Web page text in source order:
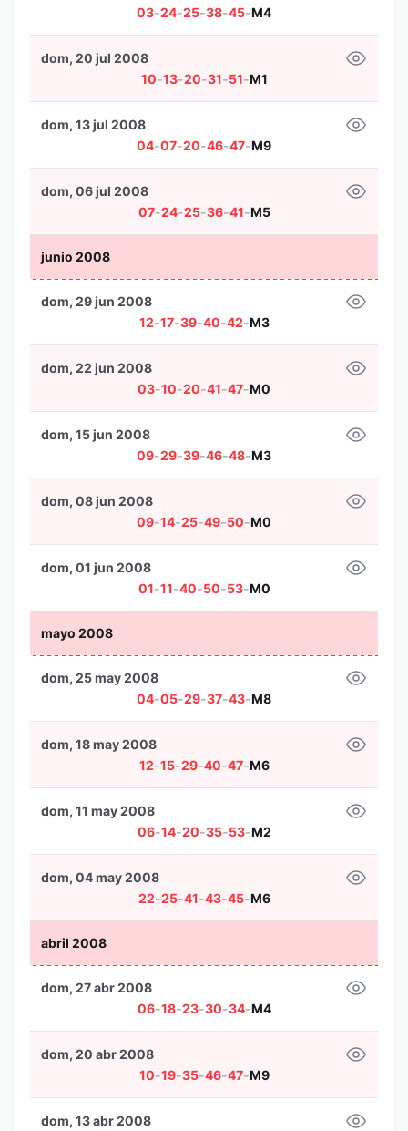
03-24-25-38-45-M4
10-13-20-31-51-M1
dom, 20 jul 2008
04-07-20-46-47-M9
dom, 13 jul 2008
07-24-25-36-41-M5
dom, 06 jul 2008
junio 2008
12-17-39-40-42-M3
dom, 29 jun 2008
03-10-20-41-47-M0
dom, 22 jun 2008
09-29-39-46-48-M3
dom, 15 jun 2008
09-14-25-49-50-M0
dom, 08 jun 2008
01-11-40-50-53-M0
dom, 01 jun 2008
mayo 2008
04-05-29-37-43-M8
dom, 25 may 2008
12-15-29-40-47-M6
dom, 18 may 2008
06-14-20-35-53-M2
dom, 11 may 2008
22-25-41-43-45-M6
dom, 04 may 2008
abril 2008
06-18-23-30-34-M4
dom, 27 abr 2008
10-19-35-46-47-M9
dom, 20 abr 2008
dom, 13 abr 2008